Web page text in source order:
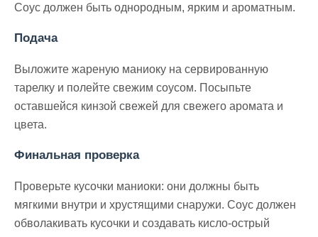
Соус должен быть однородным, ярким и ароматным.
Подача
Выложите жареную маниоку на сервированную
тарелку и полейте свежим соусом. Посыпьте
оставшейся кинзой свежей для свежего аромата и
цвета.
Финальная проверка
Проверьте кусочки маниоки: они должны быть
мягкими внутри и хрустящими снаружи. Соус должен
обволакивать кусочки и создавать кисло-острый